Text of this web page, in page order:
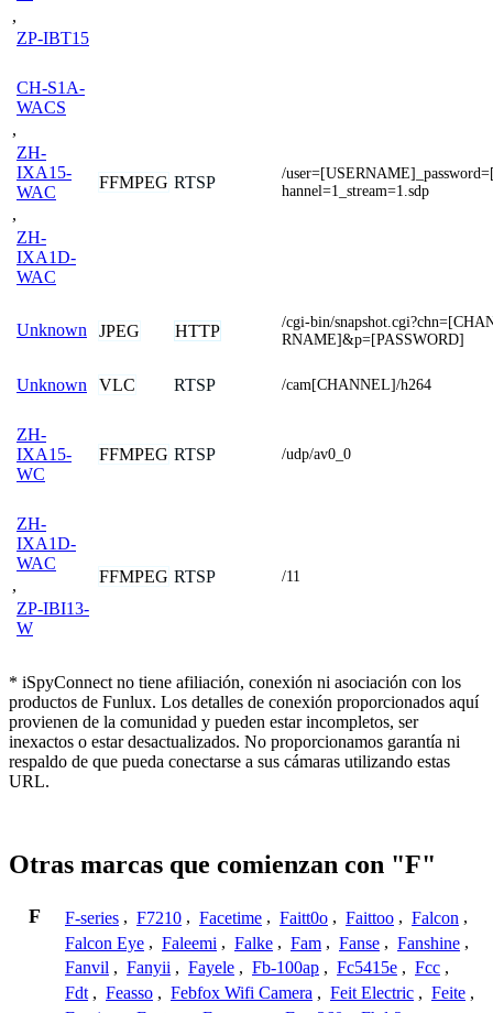
,
ZP-IBT15
CH-S1A-
WACS
,
ZH-
IXA15-
WAC
,
ZH-
IXA1D-
WAC
FFMPEG RTSP
/
hannel=1_stream=1.sdp
Unknown JPEG HTTP
/cgi-bin/
RNAME]&p=[PASSWORD]
Unknown VLC RTSP /cam[CHANNEL]/h264
ZH-
IXA15-
WC
FFMPEG RTSP /udp/av0_0
ZH-
IXA1D-
WAC
,
ZP-IBI13-
W
FFMPEG RTSP /11
* iSpyConnect no tiene afiliación, conexión ni asociación con los
productos de Funlux. Los detalles de conexión proporcionados aquí
provienen de la comunidad y pueden estar incompletos, ser
inexactos o estar desactualizados. No proporcionamos garantía ni
respaldo de que pueda conectarse a sus cámaras utilizando estas
URL.
Otras marcas que comienzan con "F"
F F-series , F7210 , Facetime , Faitt0o , Faittoo , Falcon ,
Falcon Eye , Faleemi , Falke , Fam , Fanse , Fanshine ,
Fanvil , Fanyii , Fayele , Fb-100ap , Fc5415e , Fcc ,
Fdt , Feasso , Febfox Wifi Camera , Feit Electric , Feite ,